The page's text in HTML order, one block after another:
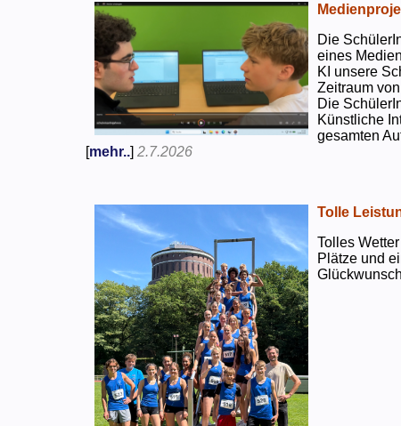
Die
eines
KI unsere
Zeitraum
Die
Künstliche
gesamten
[mehr..]2.7.2026
Tolle
Tolles
Plätze und